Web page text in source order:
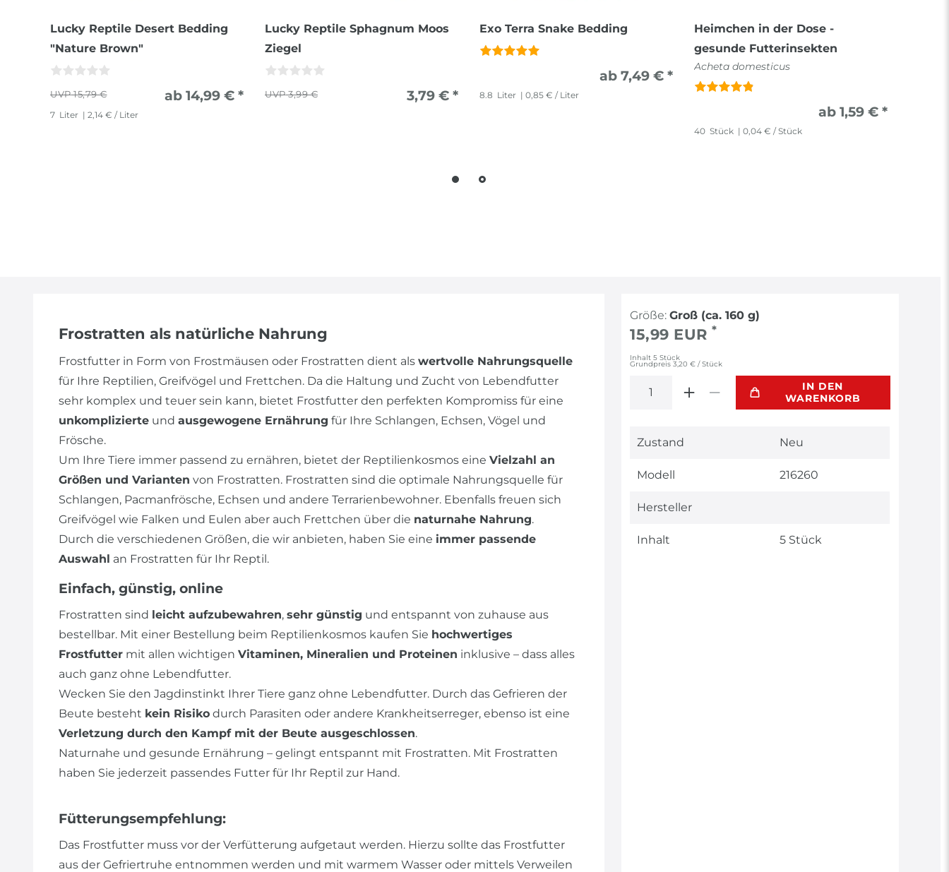
Lucky Reptile Desert Bedding
"Nature Brown"
15,79 € ab 14,99 € *
7 Liter | 2,14 € / Liter
Lucky Reptile Sphagnum Moos
Ziegel
3,99 € 3,79 € *
Exo Terra Snake Bedding
ab 7,49 € *
8.8 Liter | 0,85 € / Liter
Heimchen in der Dose -
gesunde Futterinsekten
Acheta domesticus
ab 1,59 € *
40 Stück | 0,04 € / Stück
Frostratten als natürliche Nahrung
Frostfutter in Form von Frostmäusen oder Frostratten dient als wertvolle Nahrungsquelle
für Ihre Reptilien, Greifvögel und Frettchen. Da die Haltung und Zucht von Lebendfutter
sehr komplex und teuer sein kann, bietet Frostfutter den perfekten Kompromiss für eine
unkomplizierte und ausgewogene Ernährung für Ihre Schlangen, Echsen, Vögel und
Frösche.
Um Ihre Tiere immer passend zu ernähren, bietet der Reptilienkosmos eine Vielzahl an
Größen und Varianten von Frostratten. Frostratten sind die optimale Nahrungsquelle für
Schlangen, Pacmanfrösche, Echsen und andere Terrarienbewohner. Ebenfalls freuen sich
Greifvögel wie Falken und Eulen aber auch Frettchen über die naturnahe Nahrung.
Durch die verschiedenen Größen, die wir anbieten, haben Sie eine immer passende
Auswahl an Frostratten für Ihr Reptil.
Einfach, günstig, online
Frostratten sind leicht aufzubewahren, sehr günstig und entspannt von zuhause aus
bestellbar. Mit einer Bestellung beim Reptilienkosmos kaufen Sie hochwertiges
Frostfutter mit allen wichtigen Vitaminen, Mineralien und Proteinen inklusive – dass alles
auch ganz ohne Lebendfutter.
Wecken Sie den Jagdinstinkt Ihrer Tiere ganz ohne Lebendfutter. Durch das Gefrieren der
Beute besteht kein Risiko durch Parasiten oder andere Krankheitserreger, ebenso ist eine
Verletzung durch den Kampf mit der Beute ausgeschlossen.
Naturnahe und gesunde Ernährung – gelingt entspannt mit Frostratten. Mit Frostratten
haben Sie jederzeit passendes Futter für Ihr Reptil zur Hand.
Fütterungsempfehlung:
Das Frostfutter muss vor der Verfütterung aufgetaut werden. Hierzu sollte das Frostfutter
aus der Gefriertruhe entnommen werden und mit warmem Wasser oder mittels Verweilen
Größe: Groß (ca. 160 g)
15,99 EUR*
Inhalt5Stück
Grundpreis3,20 € / Stück
IN DEN
WARENKORB
Technisches
Wert
Zustand Neu
Modell 216260
Hersteller
Inhalt 5 Stück